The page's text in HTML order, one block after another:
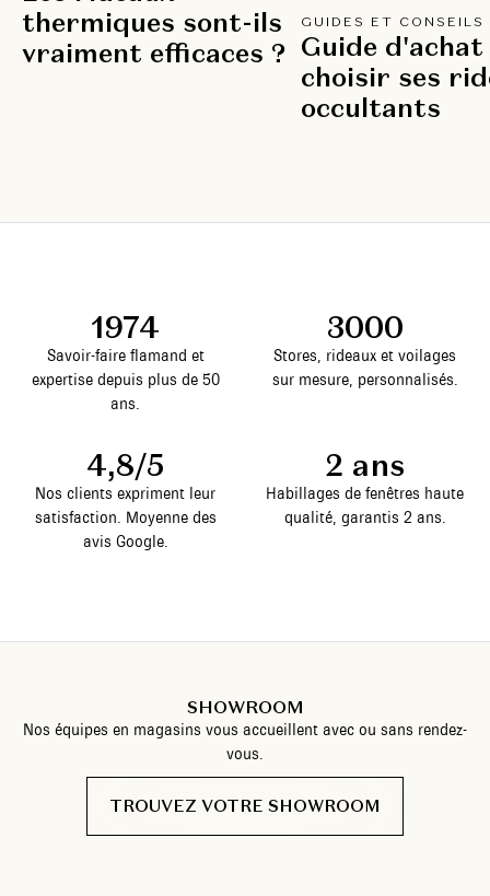
thermiques sont-ils
vraiment efficaces ?
GUIDES ET CONSEILS
Guide d'achat
choisir ses
occultants
1974
Savoir-faire flamand et
expertise depuis plus de 50
ans.
3000
Stores, rideaux et voilages
sur mesure, personnalisés.
4,8/5
Nos clients expriment leur
satisfaction. Moyenne des
avis Google.
2 ans
Habillages de fenêtres haute
qualité, garantis 2 ans.
SHOWROOM
Nos équipes en magasins vous accueillent avec ou sans rendez-
vous.
TROUVEZ VOTRE SHOWROOM